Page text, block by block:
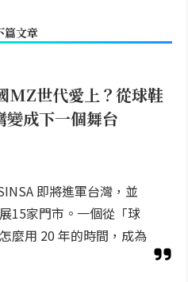
篇文章
世代愛上？從球鞋
變成下一個舞台
即將進軍台灣，並
15家門市。一個從「球
麼用 20 年的時間，成為